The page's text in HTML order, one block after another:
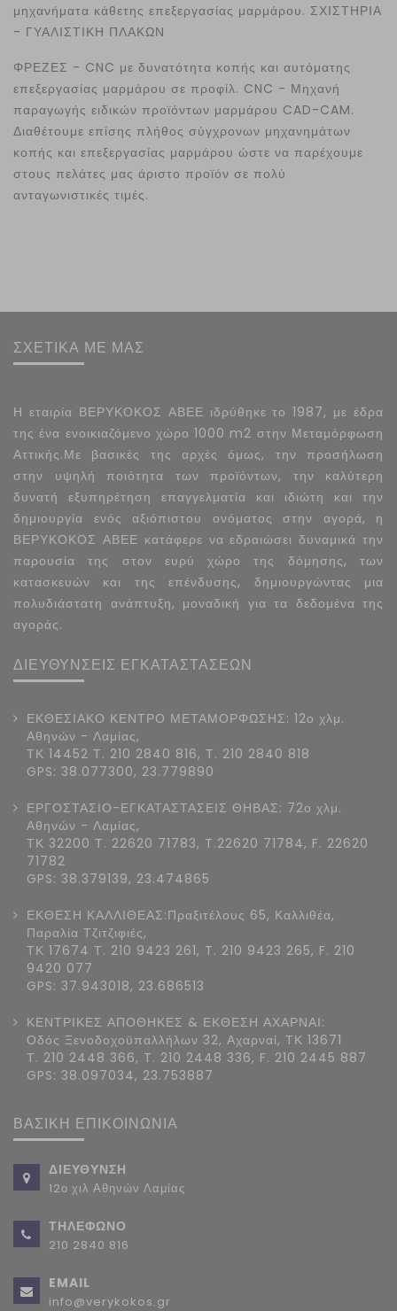
μηχανήματα κάθετης επεξεργασίας μαρμάρου. ΣΧΙΣΤΗΡΙΑ
- ΓΥΑΛΙΣΤΙΚΗ ΠΛΑΚΩΝ
ΦΡΕΖΕΣ - CNC με δυνατότητα κοπής και αυτόματης
επεξεργασίας μαρμάρου σε προφίλ. CNC - Μηχανή
παραγωγής ειδικών προϊόντων μαρμάρου CAD-CAM.
Διαθέτουμε επίσης πλήθος σύγχρονων μηχανημάτων
κοπής και επεξεργασίας μαρμάρου ώστε να παρέχουμε
στους πελάτες μας άριστο προϊόν σε πολύ
ανταγωνιστικές τιμές.
ΣΧΕΤΙΚΑ ΜΕ ΜΑΣ
Η εταιρία ΒΕΡΥΚΟΚΟΣ ΑΒΕΕ ιδρύθηκε το 1987, με έδρα
της ένα ενοικιαζόμενο χώρο 1000 m2 στην Μεταμόρφωση
Αττικής.Με βασικές της αρχές όμως, την προσήλωση
στην υψηλή ποιότητα των προϊόντων, την καλύτερη
δυνατή εξυπηρέτηση επαγγελματία και ιδιώτη και την
δημιουργία ενός αξιόπιστου ονόματος στην αγορά, η
ΒΕΡΥΚΟΚΟΣ ΑΒΕΕ κατάφερε να εδραιώσει δυναμικά την
παρουσία της στον ευρύ χώρο της δόμησης, των
κατασκευών και της επένδυσης, δημιουργώντας μια
πολυδιάστατη ανάπτυξη, μοναδική για τα δεδομένα της
αγοράς.
ΔΙΕΥΘΥΝΣΕΙΣ ΕΓΚΑΤΑΣΤΑΣΕΩΝ
ΕΚΘΕΣΙΑΚΟ ΚΕΝΤΡΟ ΜΕΤΑΜΟΡΦΩΣΗΣ: 12ο χλμ.
Αθηνών - Λαμίας,
ΤΚ 14452 Τ. 210 2840 816, Τ. 210 2840 818
GPS: 38.077300, 23.779890
ΕΡΓΟΣΤΑΣΙΟ-ΕΓΚΑΤΑΣΤΑΣΕΙΣ ΘΗΒΑΣ: 72ο χλμ.
Αθηνών - Λαμίας,
ΤΚ 32200 Τ. 22620 71783, T.22620 71784, F. 22620
71782
GPS: 38.379139, 23.474865
ΕΚΘΕΣΗ ΚΑΛΛΙΘΕΑΣ:Πραξιτέλους 65, Καλλιθέα,
Παραλία Τζιτζιφιές,
ΤΚ 17674 Τ. 210 9423 261, T. 210 9423 265, F. 210
9420 077
GPS: 37.943018, 23.686513
ΚΕΝΤΡΙΚΕΣ ΑΠΟΘΗΚΕΣ & ΕΚΘΕΣΗ ΑΧΑΡΝΑΙ:
Οδός Ξενοδοχοϋπαλλήλων 32, Αχαρναί, ΤΚ 13671
Τ. 210 2448 366, T. 210 2448 336, F. 210 2445 887
GPS: 38.097034, 23.753887
ΒΑΣΙΚΗ ΕΠΙΚΟΙΝΩΝΙΑ
ΔΙΕΥΘΥΝΣΗ
12ο χιλ Αθηνών Λαμίας
ΤΗΛΕΦΩΝΟ
210 2840 816
EMAIL
info@verykokos.gr